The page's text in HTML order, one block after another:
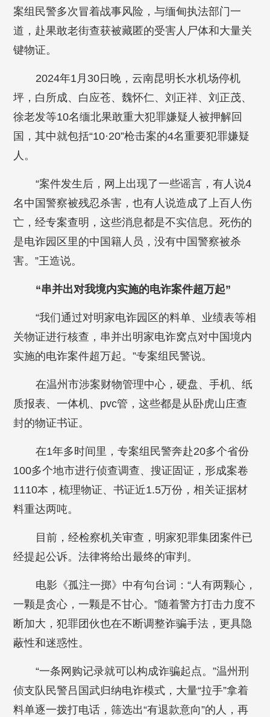
案组民警多次冒着战事风险，与缅甸执法部门一
道，赴果敢老街查获被藏匿的受害人尸体和大量关
键物证。
2024年1月30日晚，云南昆明长水机场停机
坪，白所成、白应苍、魏怀仁、刘正祥、刘正茂、
徐老发等10名缅北果敢重大犯罪嫌疑人被押解回
国，其中就包括“10·20”枪击案的4名重要犯罪嫌疑
人。
“案件发生后，网上出现了一些谣言，有人说4
名中国警察被残忍杀害，也有人说造成了上百人伤
亡，经专案查明，这些消息都是不实信息。死伤的
是电诈园区里的中国籍人员，没有中国警察被杀
害。”王造说。
“串并出对我境内实施的电诈案件超万起”
“我们通过对明家电诈园区的料单、业绩表等相
关物证进行核查，串并出明家电诈窝点对中国境内
实施的电诈案件超万起。”专案组民警说。
在温州市涉案财物管理中心，硬盘、手机、纸
质报表、一体机、pvc管，这些都是从卧虎山庄查
封的物证书证。
在1年多时间里，专案组民警奔赴20多个省份
100多个地市进行侦查调查、搜证固证，形成案卷
1110本，梳理物证、书证近1.5万份，相关证据材
料重达两吨。
目前，经检察机关审查，明家犯罪集团案件已
经提起公诉。法律将给出最终的审判。
电影《孤注一掷》中有句台词：“人有两颗心，
一颗是贪心，一颗是不甘心。”随着警方打击力度不
断加大，犯罪团伙也在不断调整诈骗手法，更具隐
蔽性和迷惑性。
“一条网购记录就可以构成诈骗起点。”温州刑
侦支队民警吕国武归纳电诈模式，大量“拉手”拿着
料单逐一拨打电话，筛选出“有退款意向”的人，再